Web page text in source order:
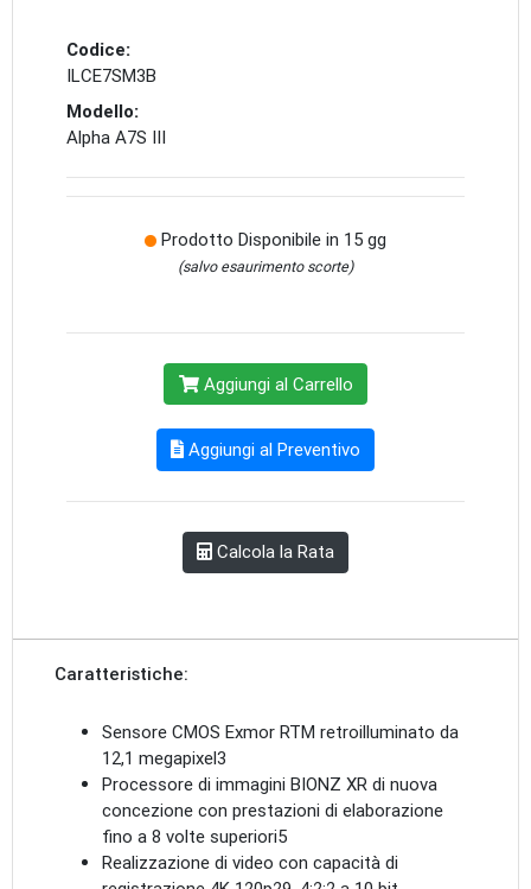
Codice:
ILCE7SM3B
Modello:
Alpha A7S III
Prodotto Disponibile in 15 gg
(salvo esaurimento scorte)
Aggiungi al Carrello
Aggiungi al Preventivo
Calcola la Rata
Caratteristiche:
Sensore CMOS Exmor RTM retroilluminato da
12,1 megapixel3
Processore di immagini BIONZ XR di nuova
concezione con prestazioni di elaborazione
fino a 8 volte superiori5
Realizzazione di video con capacità di